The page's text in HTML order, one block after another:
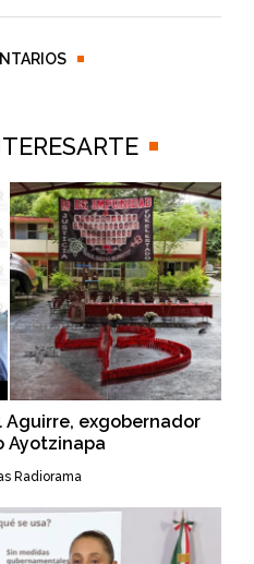
Aguirre, exgobernador
Ayotzinapa
Radiorama